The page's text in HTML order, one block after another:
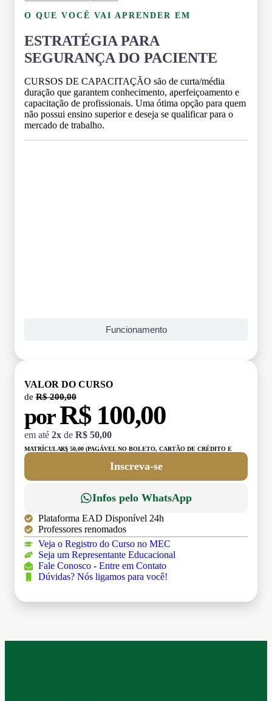
O QUE VOCÊ VAI APRENDER EM
ESTRATÉGIA PARA
SEGURANÇA DO PACIENTE
CURSOS DE CAPACITAÇÃO são de curta/média
duração que garantem conhecimento, aperfeiçoamento e
capacitação de profissionais. Uma ótima opção para quem
não possui ensino superior e deseja se qualificar para o
mercado de trabalho.
Funcionamento
VALOR DO CURSO
de R$ 200,00
porR$ 100,00
em até 2x de R$ 50,00
MATRÍCULA:R$ 50,00 (PAGÁVEL NO BOLETO, CARTÃO DE CRÉDITO E
Inscreva-se
Infos pelo WhatsApp
Plataforma EAD Disponível 24h
Professores renomados
Veja o Registro do Curso no MEC
Seja um Representante Educacional
Fale Conosco - Entre em Contato
Dúvidas? Nós ligamos para você!